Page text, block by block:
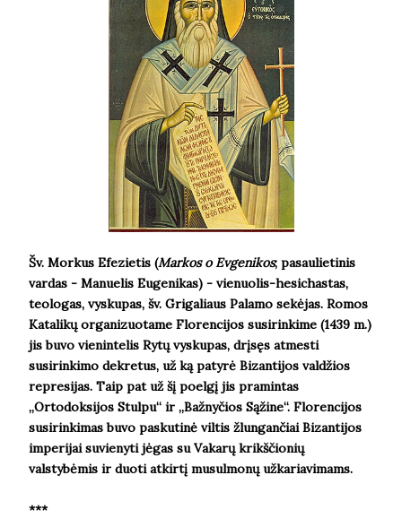
Šv. Morkus Efezietis (Markos o Evgenikos; pasaulietinis
vardas - Manuelis Eugenikas) - vienuolis-hesichastas,
teologas, vyskupas, šv. Grigaliaus Palamo sekėjas. Romos
Katalikų organizuotame Florencijos susirinkime (1439 m.)
jis buvo vienintelis Rytų vyskupas, drįsęs atmesti
susirinkimo dekretus, už ką patyrė Bizantijos valdžios
represijas. Taip pat už šį poelgį jis pramintas
„Ortodoksijos Stulpu“ ir „Bažnyčios Sąžine“. Florencijos
susirinkimas buvo paskutinė viltis žlungančiai Bizantijos
imperijai suvienyti jėgas su Vakarų krikščionių
valstybėmis ir duoti atkirtį musulmonų užkariavimams.
***